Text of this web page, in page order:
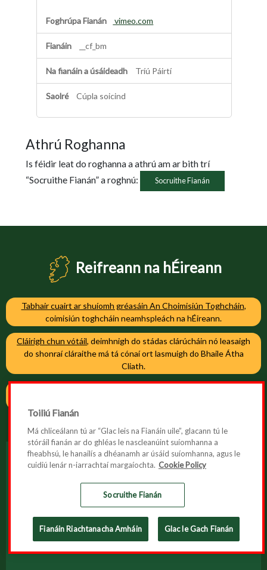
m
vimeo.com
__cf_bm
Tríú Páirtí
Cúpla soicind
Athrú Roghanna
Is féidir leat do roghanna a athrú am ar bith trí
“Socruithe Fianán” a roghnú:
Socruithe Fianán
Reifreann na hÉireann
Tabhair cuairt ar shuíomh gréasáin An Choimisiún Toghcháin,
coimisiún toghcháin neamhspleách na hÉireann.
Cláirigh chun vótáil, deimhnigh do stádas clárúcháin nó leasaigh
do shonraí cláraithe má tá cónaí ort lasmuigh do Bhaile Átha
Cliath.
Inrochtaineacht
Polasaí maidir le Fianáin
Polasaí Príobháideachais
Toiliú Fianán
Má chliceálann tú ar “Glac leis na Fianáin uile”, glacann tú le
stóráil fianán ar do ghléas le nascleanúint suíomhanna a
fheabhsú, le hanailís a dhéanamh ar úsáid suíomhanna, agus le
cuidiú lenár n-iarrachtaí margaíochta. Cookie Policy
Socruithe Fianán
Fianáin Riachtanacha Amháin Glac le Gach Fianán